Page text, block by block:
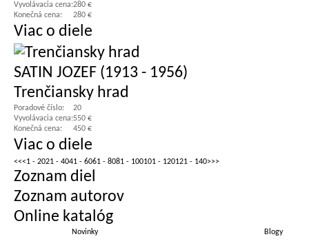
Vyvolávacia cena:280 €
Konečná cena:
280 €
Viac o diele
SATIN JOZEF (1913 - 1956)
Trenčiansky hrad
Poradové číslo:
20
Vyvolávacia cena:550 €
Konečná cena:
450 €
Viac o diele
<<<1 - 2021 - 4041 - 6061 - 8081 - 100101 - 120121 - 140>>>
Zoznam diel
Zoznam autorov
Online katalóg
Novinky Blogy